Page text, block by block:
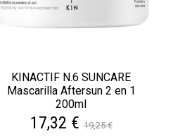
KINACTIF N.6 SUNCARE
Mascarilla Aftersun 2 en 1
200ml
17,32 €19,25 €